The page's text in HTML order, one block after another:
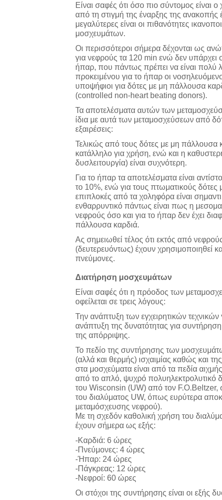
Είναι σαφές ότι όσο πιο σύντομος είναι
από τη στιγμή της έναρξης της
μεγαλύτερες είναι οι πιθανότητες
μοσχευμάτων.
Οι περισσότεροι σήμερα δέχονται ως
για νεφρούς τα 120 min ενώ δεν υπάρχει
ήπαρ, που πάντως πρέπει να είναι πολύ
προκειμένου για το ήπαρ οι
υποψήφιοι για δότες με μη πάλλουσα
(controlled non-heart beating donors).
Τα αποτελέσματα αυτών των
ίδια με αυτά των μεταμοσχεύσεων από
εξαιρέσεις:
Τελικώς από τους δότες με μη πάλλουσα
κατάλληλο για χρήση, ενώ και η
δυσλειτουργία) είναι συχνότερη.
Για το ήπαρ τα αποτελέσματα είναι
το 10%, ενώ για τους πτωματικούς δότες
επιπλοκές από τα χοληφόρα είναι
ενθαρρυντικό πάντως είναι πως η
νεφρούς όσο και για το ήπαρ δεν έχει
πάλλουσα καρδιά.
Ας σημειωθεί τέλος ότι εκτός από
(δευτερευόντως) έχουν χρησιμοποιηθεί
πνεύμονες.
Διατήρηση μοσχευμάτων
Είναι σαφές ότι η πρόοδος των
οφείλεται σε τρεις λόγους:
Την ανάπτυξη των εγχειρητικών
ανάπτυξη της δυνατότητας για
της απόρριψης.
Το πεδίο της συντήρησης των
(αλλά και θερμής) ισχαιμίας καθώς και
στα μοσχεύματα είναι από τα πεδία
από το απλό, ψυχρό πολυηλεκτρολυτικό
του Wisconsin (UW) από τον F.Ο.Beltzer,
του διαλύματος UW, όπως ευρύτερα
μεταμόσχευσης νεφρού).
Με τη σχεδόν καθολική χρήση του
έχουν σήμερα ως εξής:
-Καρδιά: 6 ώρες
-Πνεύμονες: 4 ώρες
-Ήπαρ: 24 ώρες
-Πάγκρεας: 12 ώρες
-Νεφροί: 60 ώρες
Οι στόχοι της συντήρησης είναι οι εξής